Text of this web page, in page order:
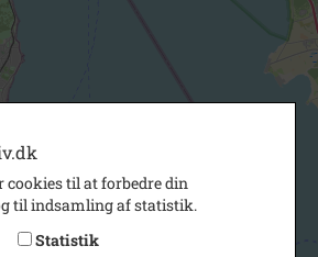
cookies til at forbedre din
til indsamling af statistik.
Statistik